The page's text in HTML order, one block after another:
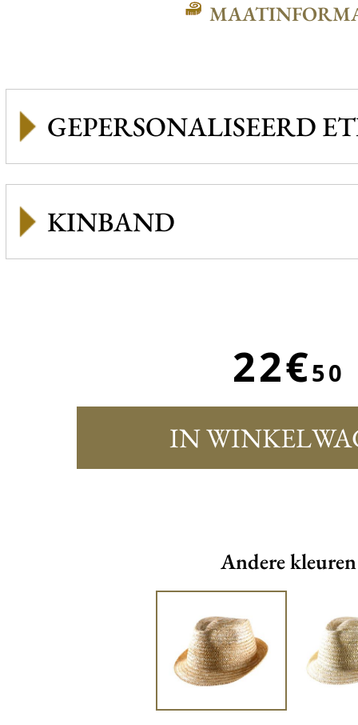
GEPERSONALISEERD
KINBAND
22€50
IN
Andere kleuren